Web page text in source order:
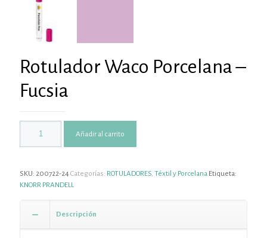
Rotulador Waco Porcelana –
Fucsia
Añadir al carrito
SKU: 200722-24Categorías: ROTULADORES Téxtil y Porcelana Etiqueta:
KNORR PRANDELL
Descripción